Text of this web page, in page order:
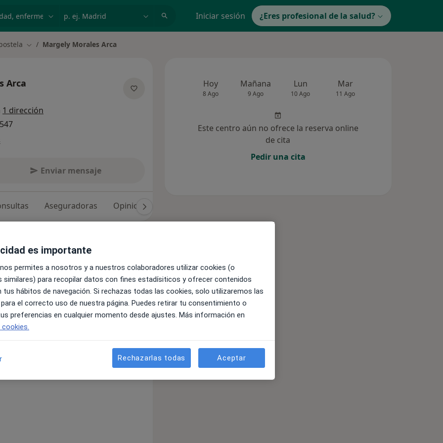
Iniciar sesión ¿Eres profesional de la salud?
Cambiar de ciudad
Margely Morales Arca
Arca
1 dirección
Enviar mensaje
Aseguradoras Opiniones (612)
y del tracto genital inferior.
Hoy
8 Ago
Mañana
9 Ago
Lun
10 Ago
Mar
11 Ago
Este centro aún no ofrece la reserva online
de cita
Pedir una cita
es importante
permites a nosotros y a nuestros colaboradores utilizar cookies (o
similares) para recopilar datos con fines estadísiticos y ofrecer contenidos
tus hábitos de navegación. Si rechazas todas las cookies, solo utilizaremos las
el correcto uso de nuestra página. Puedes retirar tu consentimiento o
preferencias en cualquier momento desde ajustes. Más información en
Rechazarlas todas Aceptar